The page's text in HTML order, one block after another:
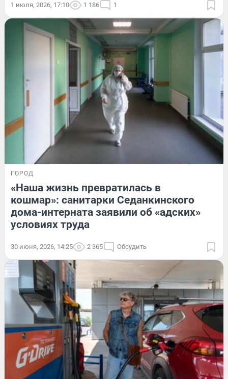
1 июля, 2026, 17:10 1 186 1
ГОРОД
«Наша жизнь превратилась в
кошмар»: санитарки Седанкинского
дома-интерната заявили об «адских»
условиях труда
30 июня, 2026, 14:25 2 365 Обсудить